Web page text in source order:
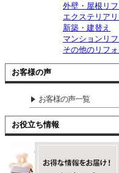
外壁・屋根リ
エクステリア
新築・建替え
マンションリ
その他のリフ
お客様の声
お客様の声一覧
お役立ち情報